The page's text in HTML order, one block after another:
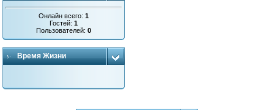
Онлайн всего:1
Гостей:1
Пользователей:0
Время Жизни